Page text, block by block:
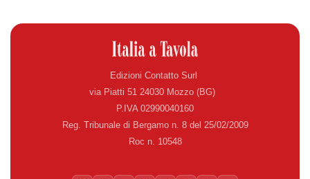
Edizioni Contatto Surl
via Piatti 51 24030 Mozzo (BG)
P.IVA 02990040160
Reg. Tribunale di Bergamo n. 8 del 25/02/2009
Roc n. 10548